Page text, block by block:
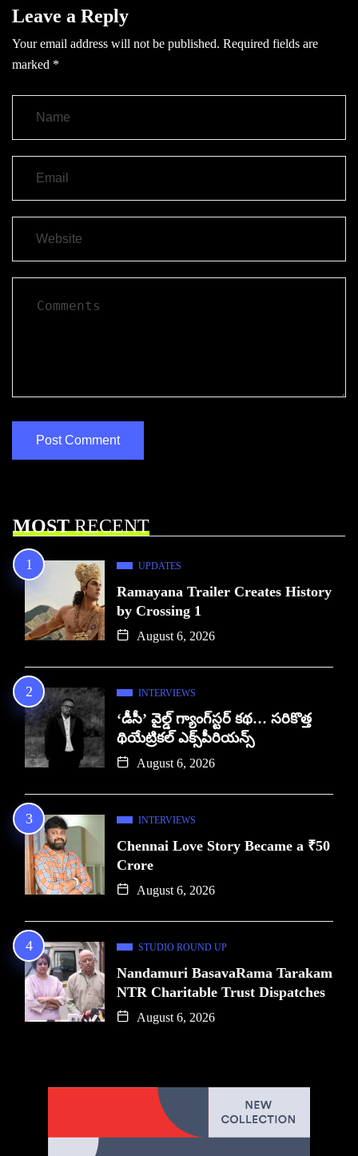
Leave a Reply
Your email address will not be published. Required fields are
marked *
MOSTRECENT
UPDATES
Ramayana Trailer Creates History
by Crossing 1
August 6, 2026
INTERVIEWS
‘డీసీ’ వైల్డ్ గ్యాంగ్‌స్టర్ కథ… సరికొత్త
థియేట్రికల్ ఎక్స్‌పీరియన్స్
August 6, 2026
INTERVIEWS
Chennai Love Story Became a ₹50
Crore
August 6, 2026
STUDIO ROUND UP
Nandamuri BasavaRama Tarakam
NTR Charitable Trust Dispatches
August 6, 2026